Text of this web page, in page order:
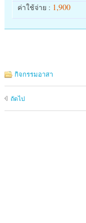
ค่าใช้จ่าย : 1,900
กิจกรรมอาสา
ถัดไป